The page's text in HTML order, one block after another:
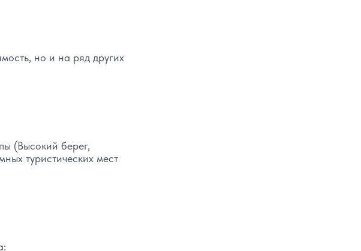
но и на ряд других
(Высокий берег,
туристических мест